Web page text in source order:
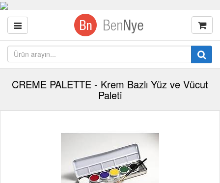
CREME PALETTE - Krem Bazlı Yüz ve Vücut
Paleti